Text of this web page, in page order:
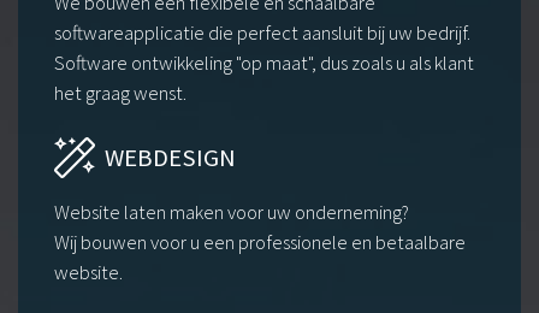
softwareapplicatie die perfect aansluit bij uw bedrijf.
Software ontwikkeling "op maat", dus zoals u als klant
het graag wenst.
WEBDESIGN
Website laten maken voor uw onderneming?
Wij bouwen voor u een professionele en betaalbare
website.